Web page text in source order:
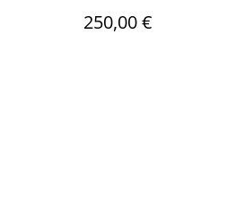
refuge pour
250,00 €